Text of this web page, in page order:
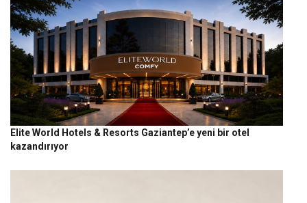
Elite World Hotels & Resorts Gaziantep’e yeni bir otel
kazandırıyor